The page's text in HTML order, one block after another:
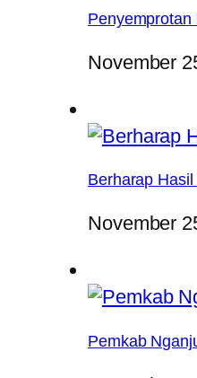
November
Berharap
November
Pemkab